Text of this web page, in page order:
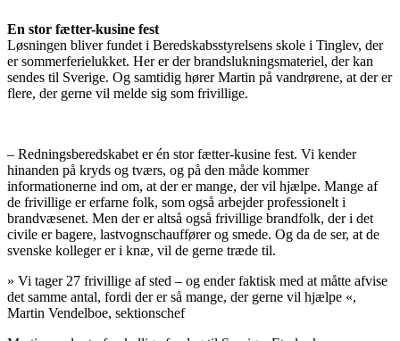
En stor fætter-kusine fest
Løsningen bliver fundet i Beredskabsstyrelsens skole i Tinglev, der
er sommerferielukket. Her er der brandslukningsmateriel, der kan
sendes til Sverige. Og samtidig hører Martin på vandrørene, at der er
flere, der gerne vil melde sig som frivillige.
– Redningsberedskabet er én stor fætter-kusine fest. Vi kender
hinanden på kryds og tværs, og på den måde kommer
informationerne ind om, at der er mange, der vil hjælpe. Mange af
de frivillige er erfarne folk, som også arbejder professionelt i
brandvæsenet. Men der er altså også frivillige brandfolk, der i det
civile er bagere, lastvognschauffører og smede. Og da de ser, at de
svenske kolleger er i knæ, vil de gerne træde til.
» Vi tager 27 frivillige af sted – og ender faktisk med at måtte afvise
det samme antal, fordi der er så mange, der gerne vil hjælpe «,
Martin Vendelboe, sektionschef